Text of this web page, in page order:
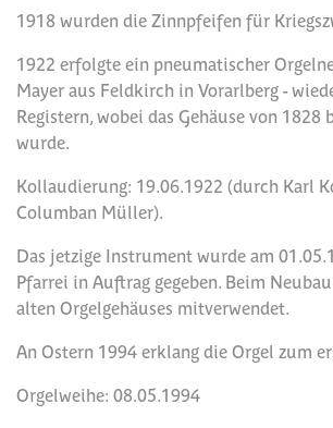
1918 wurden die Zinnpfeifen für
1922 erfolgte ein pneumatischer
Mayer aus Feldkirch in Vorarlberg -
Registern, wobei das Gehäuse von 1828
wurde.
Kollaudierung: 19.06.1922 (durch Karl
Columban Müller).
Das jetzige Instrument wurde am
Pfarrei in Auftrag gegeben. Beim
alten Orgelgehäuses mitverwendet.
An Ostern 1994 erklang die Orgel zum
Orgelweihe: 08.05.1994